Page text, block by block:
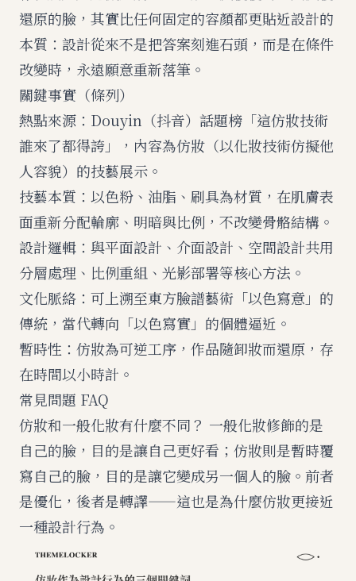
還原的臉，其實比任何固定的容顏都更貼近設計的
本質：設計從來不是把答案刻進石頭，而是在條件
改變時，永遠願意重新落筆。
關鍵事實（條列）
熱點來源：Douyin（抖音）話題榜「這仿妝技術
誰來了都得誇」，內容為仿妝（以化妝技術仿擬他
人容貌）的技藝展示。
技藝本質：以色粉、油脂、刷具為材質，在肌膚表
面重新分配輪廓、明暗與比例，不改變骨骼結構。
設計邏輯：與平面設計、介面設計、空間設計共用
分層處理、比例重組、光影部署等核心方法。
文化脈絡：可上溯至東方臉譜藝術「以色寫意」的
傳統，當代轉向「以色寫實」的個體逼近。
暫時性：仿妝為可逆工序，作品隨卸妝而還原，存
在時間以小時計。
常見問題 FAQ
仿妝和一般化妝有什麼不同？ 一般化妝修飾的是
自己的臉，目的是讓自己更好看；仿妝則是暫時覆
寫自己的臉，目的是讓它變成另一個人的臉。前者
是優化，後者是轉譯——這也是為什麼仿妝更接近
一種設計行為。